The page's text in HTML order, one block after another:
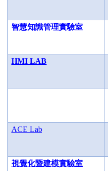
智慧知識管理實驗室
HMI LAB
ACE Lab
視覺化暨建模實驗室